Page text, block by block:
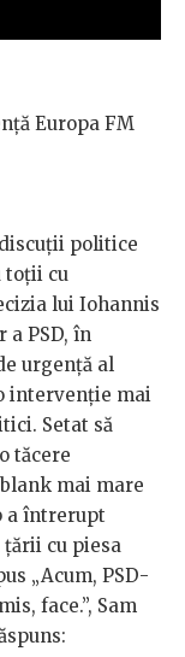
Europa FM
politice
toții cu
lui Iohannis
a PSD, în
urgență al
intervenție mai
Setat să
tăcere
mai mare
a întrerupt
cu piesa
„Acum, PSD-
face.”, Sam